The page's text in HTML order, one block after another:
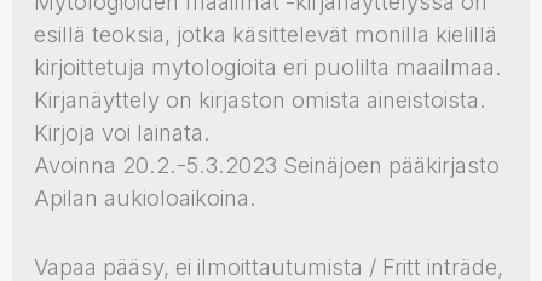
esillä teoksia, jotka käsittelevät monilla kielillä
kirjoittetuja mytologioita eri puolilta maailmaa.
Kirjanäyttely on kirjaston omista aineistoista.
Kirjoja voi lainata.
Avoinna 20.2.-5.3.2023 Seinäjoen pääkirjasto
Apilan aukioloaikoina.
Vapaa pääsy, ei ilmoittautumista / Fritt inträde,